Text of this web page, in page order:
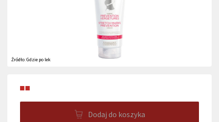
Źródło:Gdzie po lek
■■
Dodaj do koszyka